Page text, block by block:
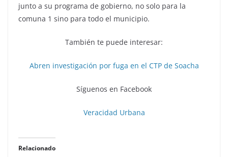
junto a su programa de gobierno, no solo para la
comuna 1 sino para todo el municipio.
También te puede interesar:
Abren investigación por fuga en el CTP de Soacha
Síguenos en Facebook
Veracidad Urbana
Relacionado